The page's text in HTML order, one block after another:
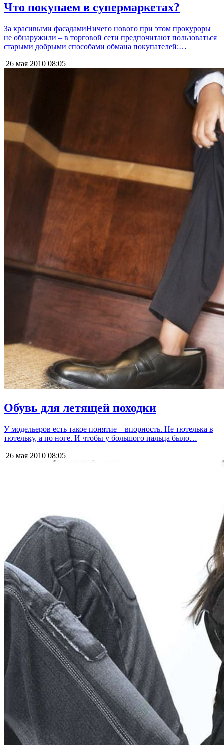
Что покупаем в супермаркетах?
За красивыми фасадамиНичего нового при этом прокуроры
не обнаружили – в торговой сети предпочитают пользоваться
старыми добрыми способами обмана покупателей:…
26 мая 2010 08:05
Обувь для летящей походки
У модельеров есть такое понятие – впорность. Не тютелька в
тютельку, а по ноге. И чтобы у большого пальца было…
26 мая 2010 08:05